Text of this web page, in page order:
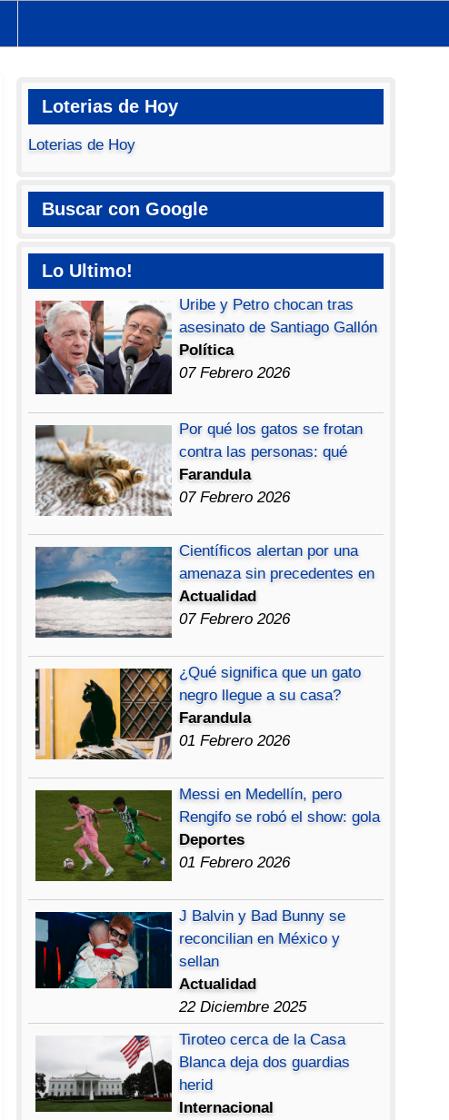
Loterias de Hoy
Loterias de Hoy
Buscar con Google
Lo Ultimo!
Uribe y Petro chocan tras
asesinato de Santiago Gallón
Política
07 Febrero 2026
Por qué los gatos se frotan
contra las personas: qué
Farandula
07 Febrero 2026
Científicos alertan por una
amenaza sin precedentes en
Actualidad
07 Febrero 2026
¿Qué significa que un gato
negro llegue a su casa?
Farandula
01 Febrero 2026
Messi en Medellín, pero
Rengifo se robó el show: gola
Deportes
01 Febrero 2026
J Balvin y Bad Bunny se
reconcilian en México y
sellan
Actualidad
22 Diciembre 2025
Tiroteo cerca de la Casa
Blanca deja dos guardias
herid
Internacional